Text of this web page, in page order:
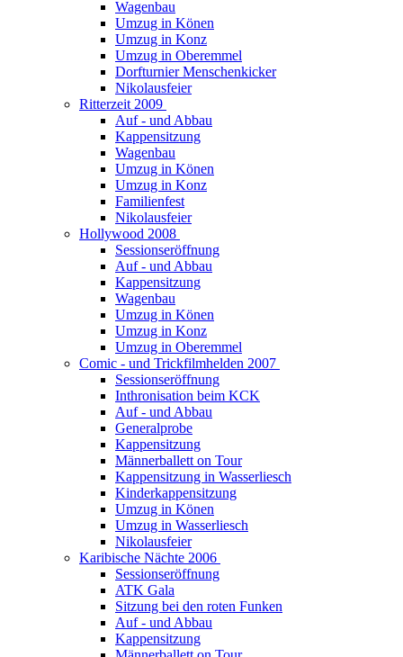
Wagenbau
Umzug in Könen
Umzug in Konz
Umzug in Oberemmel
Dorfturnier Menschenkicker
Nikolausfeier
Ritterzeit 2009
Auf - und Abbau
Kappensitzung
Wagenbau
Umzug in Könen
Umzug in Konz
Familienfest
Nikolausfeier
Hollywood 2008
Sessionseröffnung
Auf - und Abbau
Kappensitzung
Wagenbau
Umzug in Könen
Umzug in Konz
Umzug in Oberemmel
Comic - und Trickfilmhelden 2007
Sessionseröffnung
Inthronisation beim KCK
Auf - und Abbau
Generalprobe
Kappensitzung
Männerballett on Tour
Kappensitzung in Wasserliesch
Kinderkappensitzung
Umzug in Könen
Umzug in Wasserliesch
Nikolausfeier
Karibische Nächte 2006
Sessionseröffnung
ATK Gala
Sitzung bei den roten Funken
Auf - und Abbau
Kappensitzung